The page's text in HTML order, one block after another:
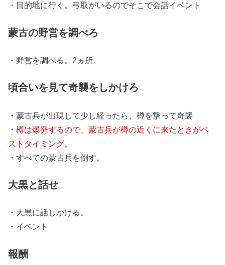
・目的地に行く。弓取がいるのでそこで会話イベント
蒙古の野営を調べろ
・野営を調べる。2ヵ所。
頃合いを見て奇襲をしかけろ
・蒙古兵が出現して少し経ったら、樽を撃って奇襲
・樽は爆発するので、蒙古兵が樽の近くに来たときがベ
ストタイミング。
・すべての蒙古兵を倒す。
大黒と話せ
・大黒に話しかける。
・イベント
報酬